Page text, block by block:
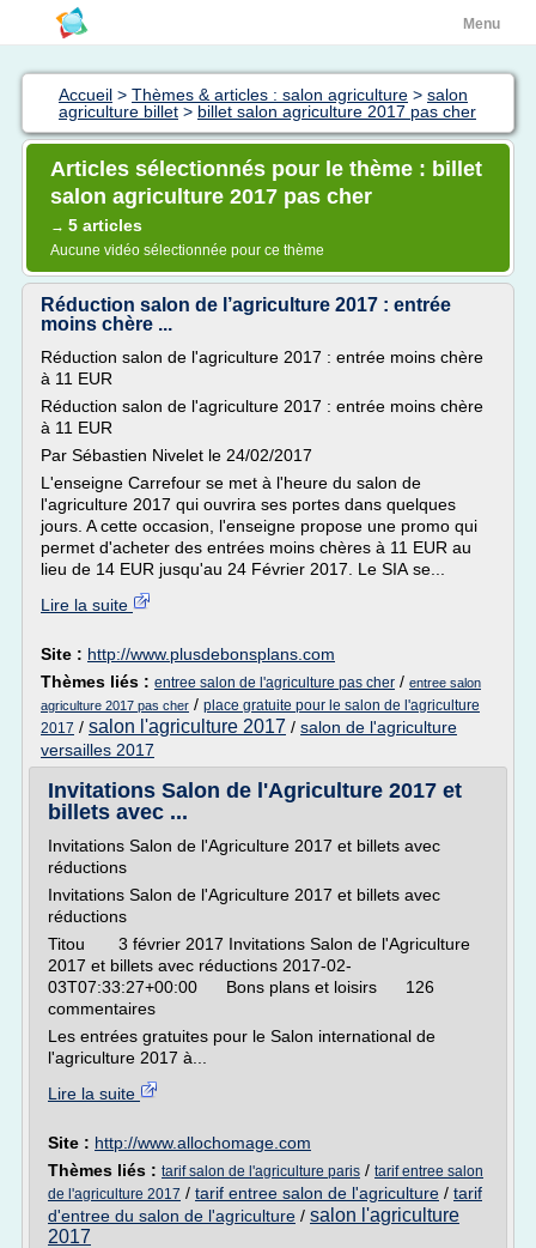
Menu
Accueil > Thèmes & articles : salon agriculture > salon
agriculture billet > billet salon agriculture 2017 pas cher
Articles sélectionnés pour le thème : billet
salon agriculture 2017 pas cher
→ 5 articles
Aucune vidéo sélectionnée pour ce thème
Réduction salon de l’agriculture 2017 : entrée
moins chère ...
Réduction salon de l'agriculture 2017 : entrée moins chère
à 11 EUR
Réduction salon de l'agriculture 2017 : entrée moins chère
à 11 EUR
Par Sébastien Nivelet le 24/02/2017
L'enseigne Carrefour se met à l'heure du salon de
l'agriculture 2017 qui ouvrira ses portes dans quelques
jours. A cette occasion, l'enseigne propose une promo qui
permet d'acheter des entrées moins chères à 11 EUR au
lieu de 14 EUR jusqu'au 24 Février 2017. Le SIA se...
Lire la suite
Site : http://www.plusdebonsplans.com
Thèmes liés : entree salon de l'agriculture pas cher / entree salon
agriculture 2017 pas cher / place gratuite pour le salon de l'agriculture
2017 / salon l'agriculture 2017 / salon de l'agriculture
versailles 2017
Invitations Salon de l'Agriculture 2017 et
billets avec ...
Invitations Salon de l'Agriculture 2017 et billets avec
réductions
Invitations Salon de l'Agriculture 2017 et billets avec
réductions
Titou 3 février 2017 Invitations Salon de l'Agriculture
2017 et billets avec réductions 2017-02-
03T07:33:27+00:00 Bons plans et loisirs 126
commentaires
Les entrées gratuites pour le Salon international de
l'agriculture 2017 à...
Lire la suite
Site : http://www.allochomage.com
Thèmes liés : tarif salon de l'agriculture paris / tarif entree salon
de l'agriculture 2017 / tarif entree salon de l'agriculture / tarif
d'entree du salon de l'agriculture / salon l'agriculture
2017